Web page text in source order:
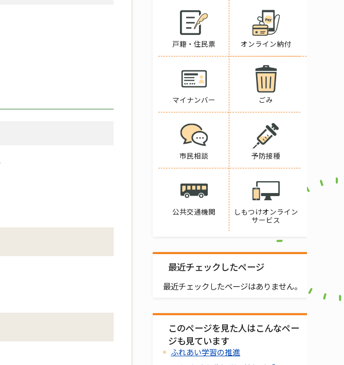
戸籍・住民票 オンライン納付
マイナンバー ごみ
市民相談 予防接種
公共交通機関
しもつけオンライン
サービス
最近チェックしたページ
最近チェックしたページはありません。
このページを見た人はこんなペー
ジも見ています
ふれあい学習の推進